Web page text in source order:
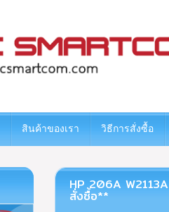
สินค้าของเรา วิธีการสั่งซื้อ
HP 206A
สั่งซื้อ**